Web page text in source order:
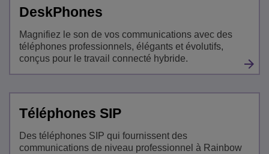
DeskPhones
Magnifiez le son de vos communications avec des
téléphones professionnels, élégants et évolutifs,
conçus pour le travail connecté hybride.
Téléphones SIP
Des téléphones SIP qui fournissent des
communications de niveau professionnel à Rainbow